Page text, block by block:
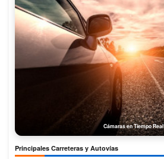
Cámaras en Tiempo Real
Principales Carreteras y Autovías